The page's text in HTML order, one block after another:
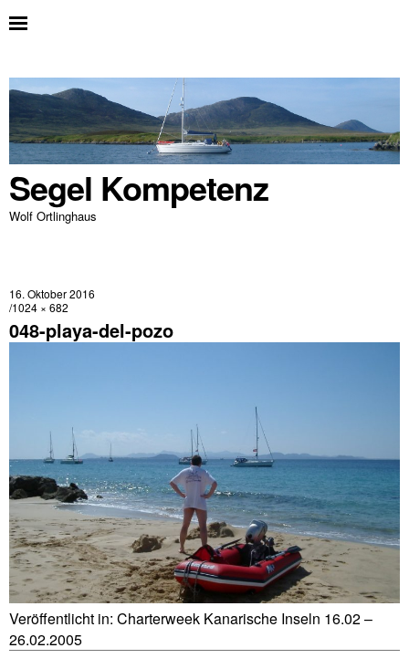
Segel Kompetenz
Wolf Ortlinghaus
16. Oktober 2016
1024 × 682
048-playa-del-pozo
Veröffentlicht in: Charterweek Kanarische Inseln 16.02 –
26.02.2005